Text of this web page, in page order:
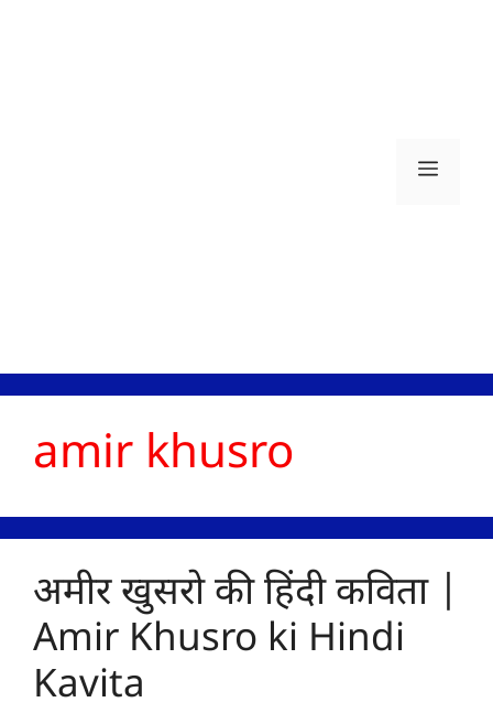
Menu
amir khusro
अमीर खुसरो की हिंदी कविता |
Amir Khusro ki Hindi
Kavita